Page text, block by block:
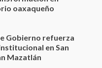
de Oaxaca
caso de maltrato
ciudadana